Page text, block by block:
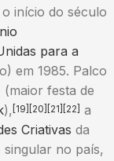
início do século
para a
em 1985. Palco
festa de
), [19] [20] [21] [22]
a
Criativas da
singular no país,